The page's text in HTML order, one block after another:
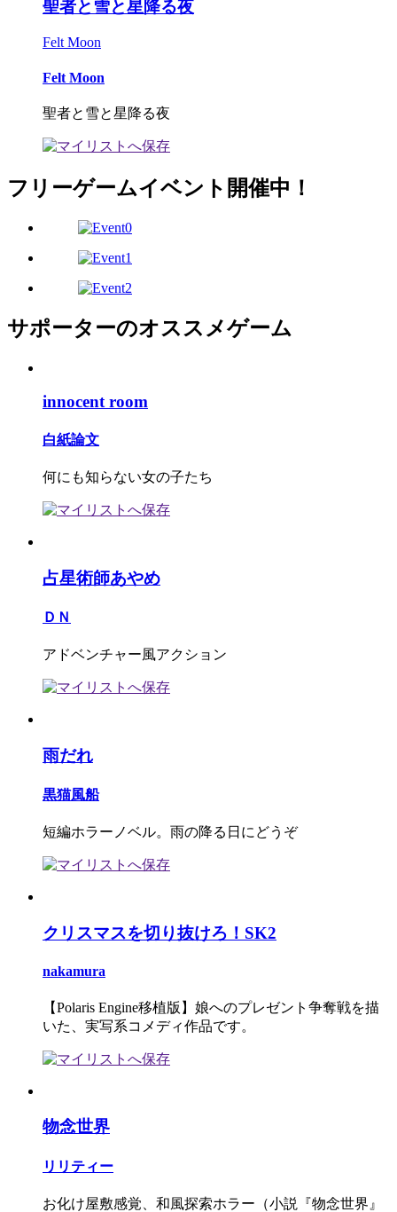
聖者と雪と星降る夜
Felt Moon
Felt Moon
聖者と雪と星降る夜
フリーゲームイベント開催中！
サポーターのオススメゲーム
innocent room
白紙論文
何にも知らない女の子たち
占星術師あやめ
ＤＮ
アドベンチャー風アクション
雨だれ
黒猫風船
短編ホラーノベル。雨の降る日にどうぞ
クリスマスを切り抜けろ！SK2
nakamura
【Polaris Engine移植版】娘へのプレゼント争奪戦を描
いた、実写系コメディ作品です。
物念世界
リリティー
お化け屋敷感覚、和風探索ホラー（小説『物念世界』